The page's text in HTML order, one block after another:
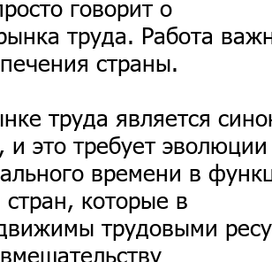
говорит о
труда. Работа
страны.
труда является
и это требует
времени в
которые в
трудовыми